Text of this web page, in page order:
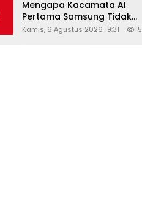
Mengapa Kacamata AI
Pertama Samsung Tidak
Dibekali Layar?
Kamis, 6 Agustus 2026 19:31 5